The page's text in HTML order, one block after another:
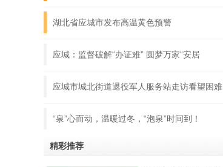
湖北省应城市发布高温黄色预警
应城：监督破解“办证难” 圆梦万家“安居
应城市城北街道退役军人服务站走访看望困难
“泉”心而动，温暖过冬，“泡泉”时间到！
精彩推荐